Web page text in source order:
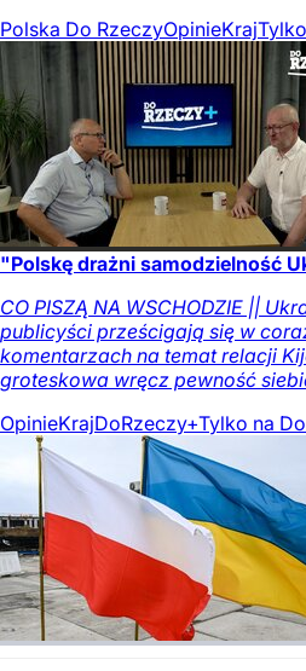
Polska Do RzeczyOpinieKraj
"Polskę drażni samodzielność
CO PISZĄ NA WSCHODZIE ||
publicyści prześcigają się w
komentarzach na temat relacji
groteskowa wręcz pewność
OpinieKrajDoRzeczy+Tylko na